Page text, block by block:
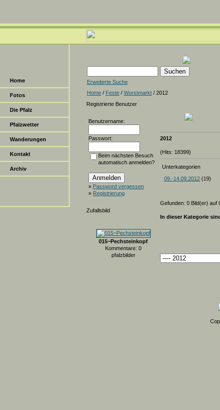
Home
Fotos
Die Pfalz
Pfalzwetter
Wanderungen
Kontakt
Archiv
Erweiterte Suche
Home / Feste / Wurstmarkt / 2012
Registrierte Benutzer
Benutzername:
Passwort:
Beim nächsten Besuch
automatisch anmelden?
» Password vergessen
» Registrierung
Zufallsbild
015~Pechsteinkopf
Kommentare: 0
pfalzbilder
2012
(Hits: 18399)
Unterkategorien
09.-14.09.2012 (19)
Gefunden: 0 Bild(er) auf
In dieser Kategorie